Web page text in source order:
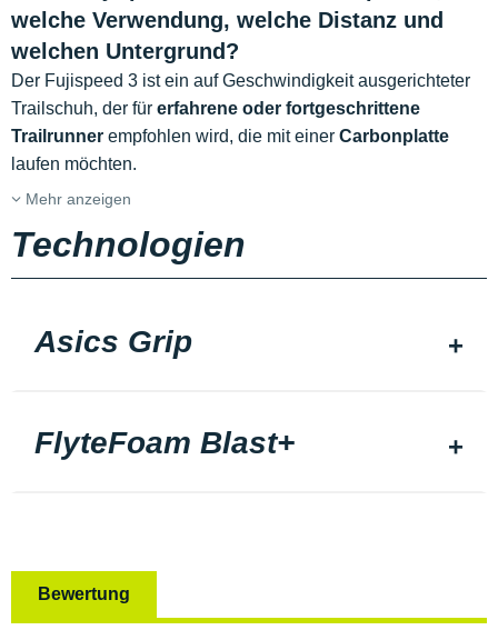
welche Verwendung, welche Distanz und
welchen Untergrund?
Der Fujispeed 3 ist ein auf Geschwindigkeit ausgerichteter
Trailschuh, der für erfahrene oder fortgeschrittene
Trailrunner empfohlen wird, die mit einer Carbonplatte
laufen möchten.
Mehr anzeigen
Technologien
Asics Grip
FlyteFoam Blast+
Bewertung